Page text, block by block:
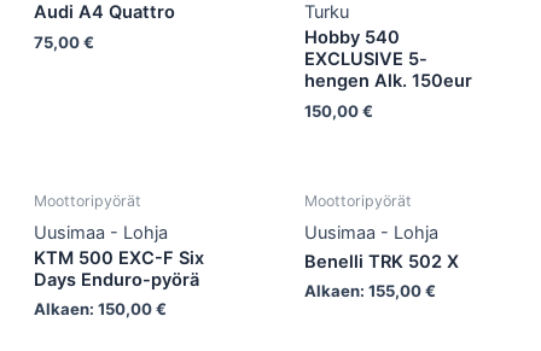
Audi A4 Quattro
75,00€
Turku
Hobby 540
EXCLUSIVE 5-
hengen Alk. 150eur
150,00€
Moottoripyörät
Uusimaa - Lohja
KTM 500 EXC-F Six
Days Enduro-pyörä
Alkaen: 150,00€
Moottoripyörät
Uusimaa - Lohja
Benelli TRK 502 X
Alkaen: 155,00€